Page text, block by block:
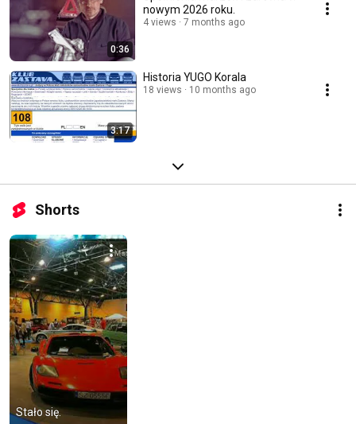
0:36
nowym 2026 roku.
4 views 7 months ago
3:17
Historia YUGO Korala
18 views 10 months ago
Shorts
Stało się.